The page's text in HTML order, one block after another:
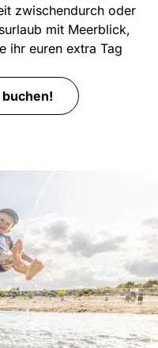
zwischendurch oder
mit Meerblick,
ihr euren extra Tag